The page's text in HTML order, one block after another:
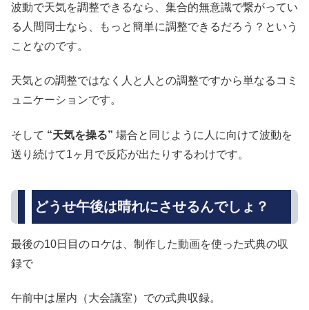
波動で天気を調整できるなら、集合的無意識で繋がってい
る人間同士なら、もっと簡単に調整できるだろう？という
ことなのです。
天気との調整ではなく人と人との調整ですから単なるコミ
ュニケーションです。
そして “天気を操る” 場合と同じように人に向けて波動を
送り続けて1ヶ月で反応が出たりするわけです。
どうせ午後は晴れにさせるんでしょ？
最後の10日目のロケは、制作した動画を使った式典の収
録で
午前中は屋内（大会議室）での式典収録。